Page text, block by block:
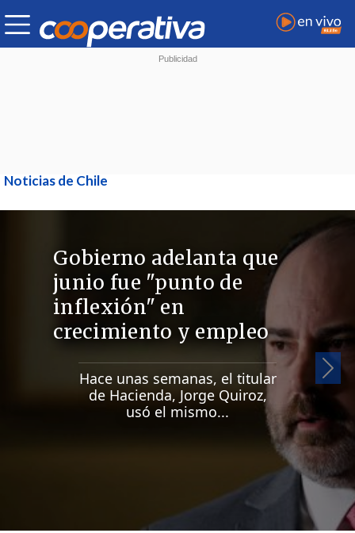
Noticias de Chile
Gobierno adelanta que
junio fue "punto de
inflexión" en
crecimiento y empleo
Hace unas semanas, el titular
de Hacienda, Jorge Quiroz,
usó el mismo...